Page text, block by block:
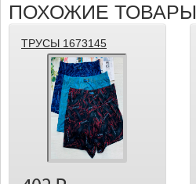
ПОХОЖИЕ ТОВАРЫ
ТРУСЫ 1673145